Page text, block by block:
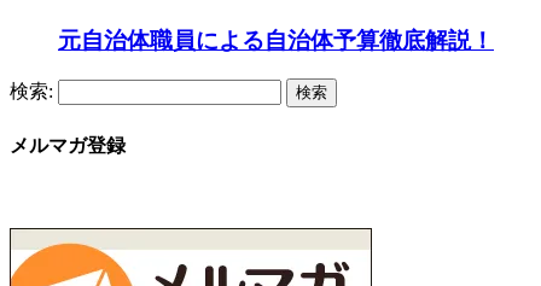
元自治体職員による自治体予算徹底解説！
検索:
メルマガ登録